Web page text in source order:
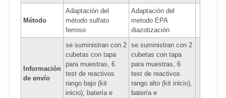
Método
Adaptación del
método sulfato
ferroso
Adaptación del
metodo EPA
diazotización
Información
de envío
se suministran con 2
cubetas con tapa
para muestras, 6
test de reactivos
rango bajo (kit
inicio), batería e
se suministran con 2
cubetas con tapa
para muestras, 6
test de reactivos
rango alto (kit inicio),
batería e